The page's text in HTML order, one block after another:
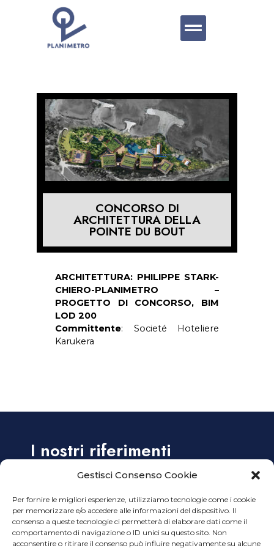
Gestisci Consenso Cookie
Per fornire le migliori esperienze, utilizziamo tecnologie come i cookie
per memorizzare e/o accedere alle informazioni del dispositivo. Il
consenso a queste tecnologie ci permetterà di elaborare dati come il
comportamento di navigazione o ID unici su questo sito. Non
acconsentire o ritirare il consenso può influire negativamente su alcune
CONCORSO DI
ARCHITETTURA DELLA
POINTE DU BOUT
ARCHITETTURA: PHILIPPE STARK-
CHIERO-PLANIMETRO –
PROGETTO DI CONCORSO, BIM
LOD 200
Committente: Societé Hoteliere
Karukera
I nostri riferimenti
Alzaia Naviglio Grande, 38 – 20144 Milano
Tel. +39 02 45499914
Tel. +39 02 45499915
Email:info@ planimetro.it